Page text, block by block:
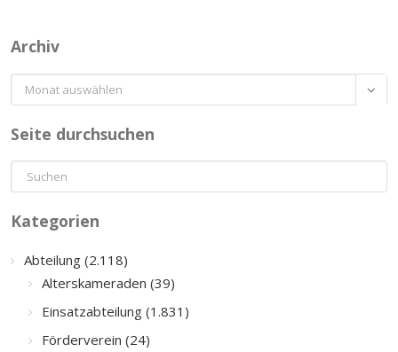
Archiv
Archiv 
Seite durchsuchen
Kategorien
Abteilung (2.118)
Alterskameraden (39)
Einsatzabteilung (1.831)
Förderverein (24)